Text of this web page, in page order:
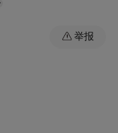
举报